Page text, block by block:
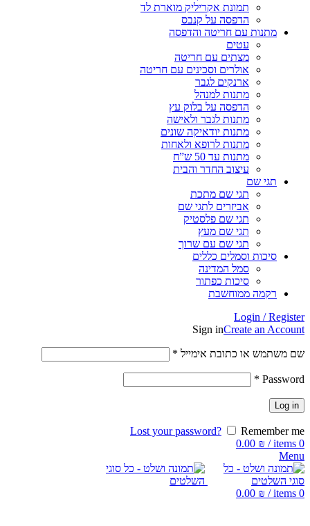
תמונת אקריליק מוארת לד
הדפסה על קנבס
מתנות עם חריטה והדפסה
עטים
מצתים עם חריטה
אולרים וסכינים עם חריטה
ארנקים לגבר
מתנות למנהל
הדפסה על בלוק עץ
מתנות לגבר ולאישה
מתנות יודאיקה שונים
מתנות לרופא ולאחות
מתנות עד 50 ש”ח
עיצוב החדר והבית
תגי שם
תגי שם מתכת
אביזרים לתגי שם
תגי שם פלסטיק
תגי שם מעץ
תגי שם עם שרוך
סיכות וסמלים כללים
סמל המדינה
סיכות כפתור
רקמה ממוחשבת
Login / Register
Sign inCreate an Account
שם משתמש או כתובת אימייל *
Password
*
Log in
Lost your password?
Remember me
0
items
/
0.00 ₪
Menu
0
items
/
0.00 ₪